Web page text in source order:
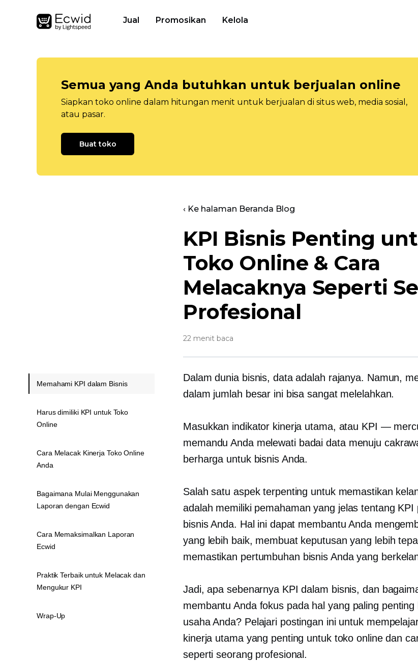
Jual Promosikan Kelola
Semua yang Anda butuhkan untuk berjualan online
Siapkan toko online dalam hitungan menit untuk berjualan di situs web, media sosial,
atau pasar.
Buat toko
‹ Ke halaman Beranda Blog
KPI Bisnis Penting
Toko Online & Cara
Melacaknya Seperti
Profesional
22 menit baca
Dalam dunia bisnis, data adalah rajanya. Namun,
dalam jumlah besar ini bisa sangat melelahkan.
Masukkan indikator kinerja utama, atau KPI —
memandu Anda melewati badai data menuju
berharga untuk bisnis Anda.
Salah satu aspek terpenting untuk memastikan
adalah memiliki pemahaman yang jelas tentang KPI
bisnis Anda. Hal ini dapat membantu Anda
yang lebih baik, membuat keputusan yang lebih
memastikan pertumbuhan bisnis Anda yang
Jadi, apa sebenarnya KPI dalam bisnis, dan
membantu Anda fokus pada hal yang paling penting
usaha Anda? Pelajari postingan ini untuk
kinerja utama yang penting untuk toko online dan
seperti seorang profesional.
Memahami KPI dalam Bisnis
Harus dimiliki KPI untuk Toko
Online
Cara Melacak Kinerja Toko Online
Anda
Bagaimana Mulai Menggunakan
Laporan dengan Ecwid
Cara Memaksimalkan Laporan
Ecwid
Praktik Terbaik untuk Melacak dan
Mengukur KPI
Wrap-Up